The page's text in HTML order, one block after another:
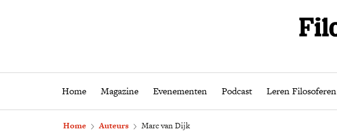
Home Magazine Evenementen Podcast Leren Filosoferen
Home Magazine Evenementen Podcast
Home Auteurs Marc van Dijk